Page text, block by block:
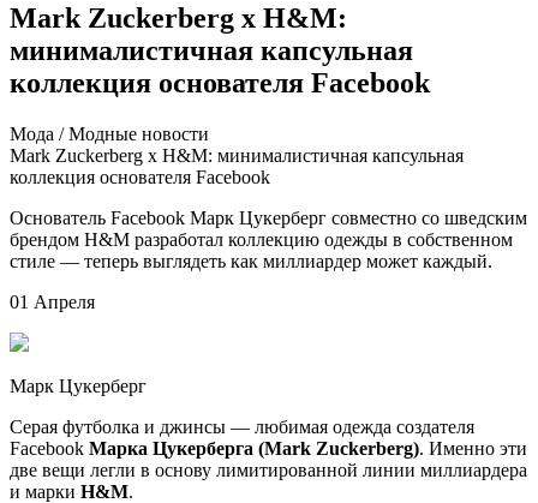
Mark Zuckerberg x H&M:
минималистичная капсульная
коллекция основателя Facebook
Мoдa / Мoдныe нoвoсти
Mark Zuckerberg x H&M: минималистичная капсульная
коллекция основателя Facebook
Основатель Facebook Марк Цукерберг совместно со шведским
брендом H&M разработал коллекцию одежды в собственном
стиле — теперь выглядеть как миллиардер может каждый.
01 Апреля
Марк Цукерберг
Серая футболка и джинсы — любимая одежда создателя
Facebook Марка Цукерберга (Mark Zuckerberg). Именно эти
две вещи легли в основу лимитированной линии миллиардера
и марки H&M.